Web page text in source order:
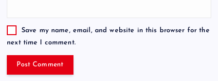
Save my name, email, and website in this browser for the
next time I comment.